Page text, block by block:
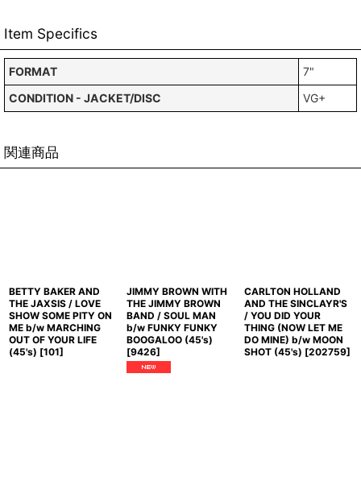
Item Specifics
FORMAT
7"
CONDITION - JACKET/DISC
VG+
関連商品
BETTY BAKER AND
THE JAXSIS / LOVE
SHOW SOME PITY ON
ME b/w MARCHING
OUT OF YOUR LIFE
(45's) [101]
JIMMY BROWN WITH
THE JIMMY BROWN
BAND / SOUL MAN
b/w FUNKY FUNKY
BOOGALOO (45's)
[9426]
CARLTON HOLLAND
AND THE SINCLAYR'S
/ YOU DID YOUR
THING (NOW LET ME
DO MINE) b/w MOON
SHOT (45's) [202759]